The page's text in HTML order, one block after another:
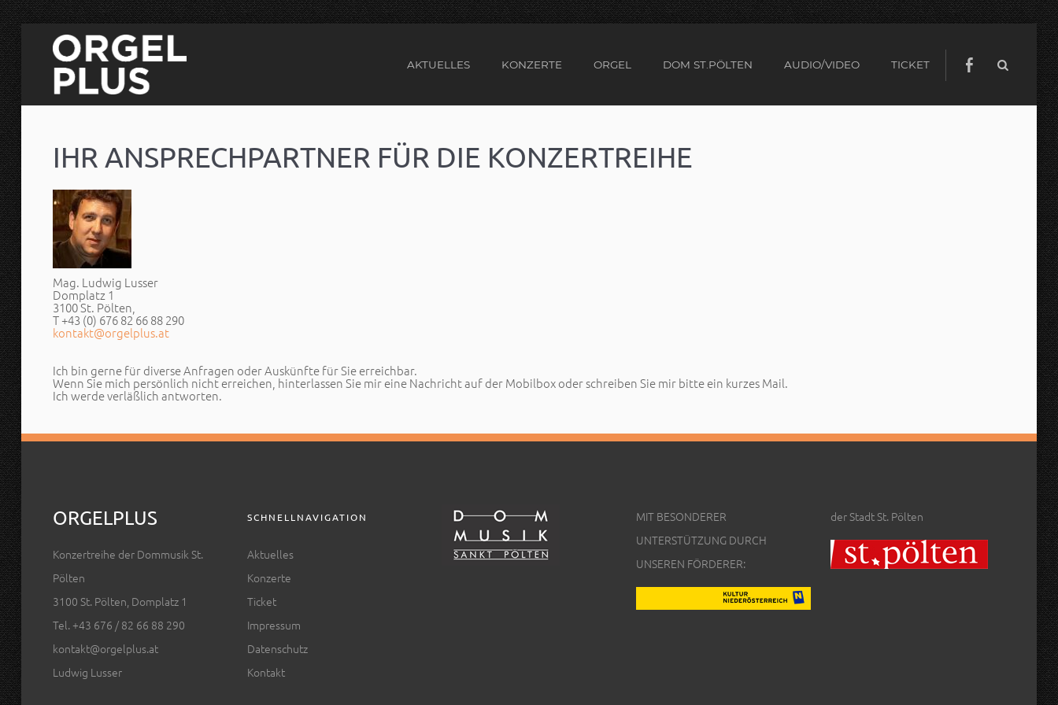
AKTUELLES KONZERTE ORGEL DOM ST.PÖLTEN AUDIO/VIDEO TICKET
IHR ANSPRECHPARTNER FÜR DIE KONZERTREIHE
Mag. Ludwig Lusser
Domplatz 1
3100 St. Pölten,
T +43 (0) 676 82 66 88 290
kontakt@orgelplus.at
Ich bin gerne für diverse Anfragen oder Auskünfte für Sie erreichbar.
Wenn Sie mich persönlich nicht erreichen, hinterlassen Sie mir eine Nachricht auf der Mobilbox oder schreiben Sie mir bitte ein kurzes Mail.
Ich werde verläßlich antworten.
ORGELPLUS
Konzertreihe der Dommusik St.
Pölten
3100 St. Pölten, Domplatz 1
Tel. +43 676 / 82 66 88 290
kontakt@orgelplus.at
Ludwig Lusser
SCHNELLNAVIGATION
Aktuelles
Konzerte
Ticket
Impressum
Datenschutz
Kontakt
MIT BESONDERER
UNTERSTÜTZUNG DURCH
UNSEREN FÖRDERER:
der Stadt St. Pölten